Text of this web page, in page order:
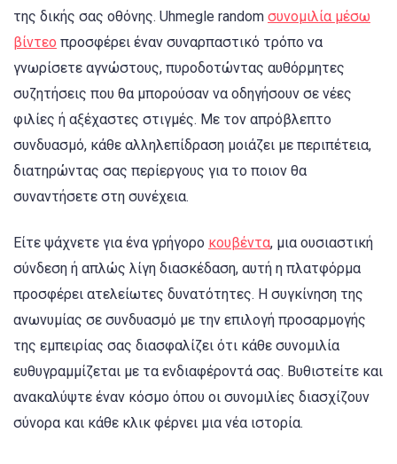
της δικής σας οθόνης. Uhmegle random συνομιλία μέσω
βίντεο προσφέρει έναν συναρπαστικό τρόπο να
γνωρίσετε αγνώστους, πυροδοτώντας αυθόρμητες
συζητήσεις που θα μπορούσαν να οδηγήσουν σε νέες
φιλίες ή αξέχαστες στιγμές. Με τον απρόβλεπτο
συνδυασμό, κάθε αλληλεπίδραση μοιάζει με περιπέτεια,
διατηρώντας σας περίεργους για το ποιον θα
συναντήσετε στη συνέχεια.
Είτε ψάχνετε για ένα γρήγορο κουβέντα, μια ουσιαστική
σύνδεση ή απλώς λίγη διασκέδαση, αυτή η πλατφόρμα
προσφέρει ατελείωτες δυνατότητες. Η συγκίνηση της
ανωνυμίας σε συνδυασμό με την επιλογή προσαρμογής
της εμπειρίας σας διασφαλίζει ότι κάθε συνομιλία
ευθυγραμμίζεται με τα ενδιαφέροντά σας. Βυθιστείτε και
ανακαλύψτε έναν κόσμο όπου οι συνομιλίες διασχίζουν
σύνορα και κάθε κλικ φέρνει μια νέα ιστορία.